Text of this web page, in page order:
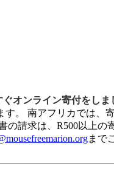
オンライン寄付をしま
。 南アフリカでは、
の請求は、R500以上
まで